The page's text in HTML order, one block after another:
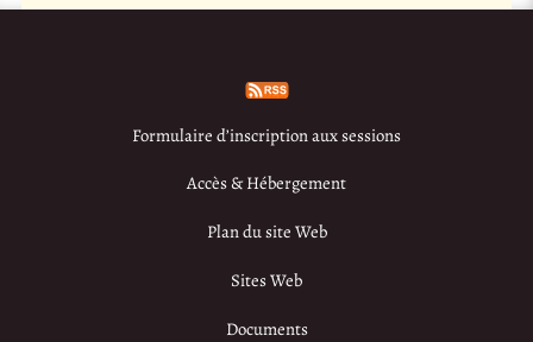
Formulaire d’inscription aux sessions
Accès & Hébergement
Plan du site Web
Sites Web
Documents